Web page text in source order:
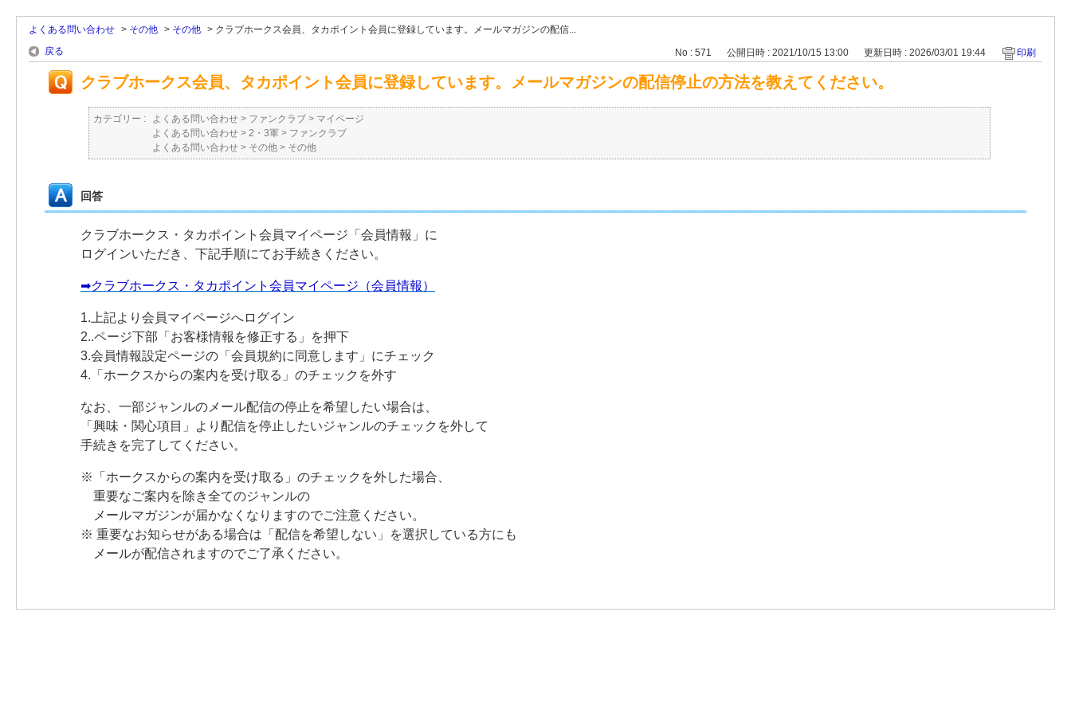
よくある問い合わせ > その他 > その他 > クラブホークス会員、タカポイント会員に登録しています。メールマガジンの配信...
戻る
No : 571 公開日時 : 2021/10/15 13:00 更新日時 : 2026/03/01 19:44 印刷
クラブホークス会員、タカポイント会員に登録しています。メールマガジンの配信停止の方法を教えてください。
カテゴリー : よくある問い合わせ > ファンクラブ > マイページ
よくある問い合わせ > 2・3軍 > ファンクラブ
よくある問い合わせ > その他 > その他
回答
クラブホークス・タカポイント会員マイページ「会員情報」に
ログインいただき、下記手順にてお手続きください。
➡クラブホークス・タカポイント会員マイページ（会員情報）
1.上記より会員マイページへログイン
2..ページ下部「お客様情報を修正する」を押下
3.会員情報設定ページの「会員規約に同意します」にチェック
4.「ホークスからの案内を受け取る」のチェックを外す
なお、一部ジャンルのメール配信の停止を希望したい場合は、
「興味・関心項目」より配信を停止したいジャンルのチェックを外して
手続きを完了してください。
※「ホークスからの案内を受け取る」のチェックを外した場合、
重要なご案内を除き全てのジャンルの
メールマガジンが届かなくなりますのでご注意ください。
※ 重要なお知らせがある場合は「配信を希望しない」を選択している方にも
メールが配信されますのでご了承ください。